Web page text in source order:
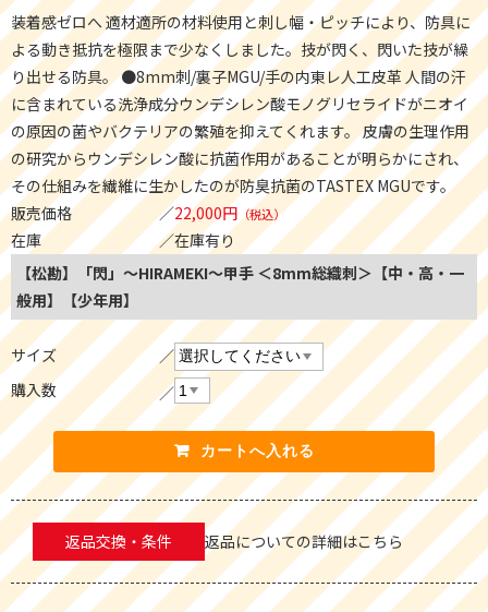
装着感ゼロへ 適材適所の材料使用と刺し幅・ピッチにより、防具に
よる動き抵抗を極限まで少なくしました。技が閃く、閃いた技が繰
り出せる防具。 ●8mm刺/裏子MGU/手の内東レ人工皮革 人間の汗
に含まれている洗浄成分ウンデシレン酸モノグリセライドがニオイ
の原因の菌やバクテリアの繁殖を抑えてくれます。 皮膚の生理作用
の研究からウンデシレン酸に抗菌作用があることが明らかにされ、
その仕組みを繊維に生かしたのが防臭抗菌のTASTEX MGUです。
販売価格
22,000円 （税込）
在庫
在庫有り
【松勘】「閃」～HIRAMEKI～甲手 ＜8mm総織刺＞【中・高・一
般用】【少年用】
サイズ
購入数
返品交換・条件 返品についての詳細はこちら